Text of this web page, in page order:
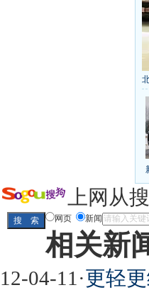
上网从
网页 新闻
相关新
12-04-11 ·更轻